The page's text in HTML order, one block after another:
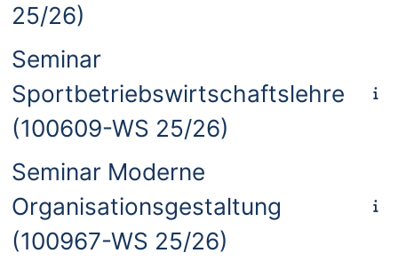
25/26)
Seminar
Sportbetriebswirtschaftslehre
(100609-WS 25/26)
Seminar Moderne
Organisationsgestaltung
(100967-WS 25/26)